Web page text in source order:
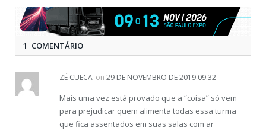
1 COMENTÁRIO
ZÉ CUECA on 29 DE NOVEMBRO DE 2019 09:32
Mais uma vez está provado que a “coisa” só vem
para prejudicar quem alimenta todas essa turma
que fica assentados em suas salas com ar